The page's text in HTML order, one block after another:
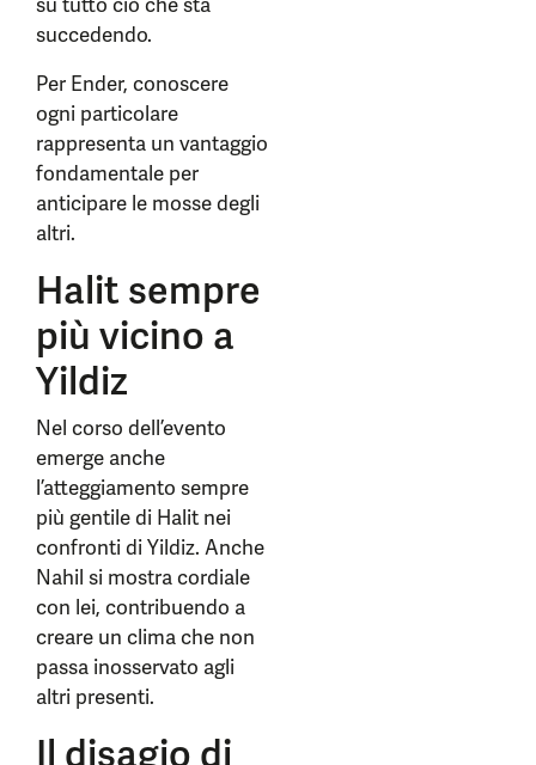
succedendo.
Per Ender, conoscere
ogni particolare
rappresenta un vantaggio
fondamentale per
anticipare le mosse degli
altri.
Halit sempre
più vicino a
Yildiz
Nel corso dell’evento
emerge anche
l’atteggiamento sempre
più gentile di Halit nei
confronti di Yildiz. Anche
Nahil si mostra cordiale
con lei, contribuendo a
creare un clima che non
passa inosservato agli
altri presenti.
Il disagio di